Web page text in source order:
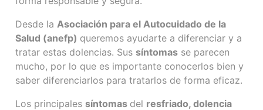
Desde la Asociación para el Autocuidado de la
Salud (anefp) queremos ayudarte a diferenciar y a
tratar estas dolencias. Sus síntomas se parecen
mucho, por lo que es importante conocerlos bien y
saber diferenciarlos para tratarlos de forma eficaz.
Los principales síntomas del resfriado, dolencia